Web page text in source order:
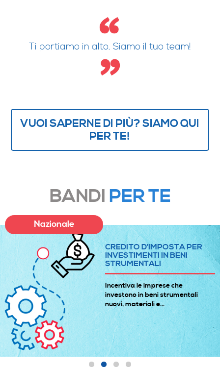
Ti portiamo in alto. Siamo il tuo team!
VUOI SAPERNE DI PIÙ? SIAMO QUI
PER TE!
BANDI PER TE
Nazionale
CREDITO D’IMPOSTA PER
INVESTIMENTI IN BENI
STRUMENTALI
Incentiva le imprese che
investono in beni strumentali
nuovi, materiali e...